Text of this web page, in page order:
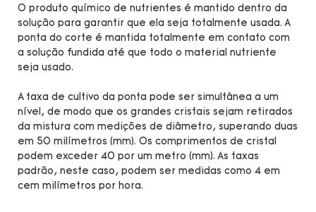
O produto químico de nutrientes é mantido dentro da
solução para garantir que ela seja totalmente usada. A
ponta do corte é mantida totalmente em contato com
a solução fundida até que todo o material nutriente
seja usado.
A taxa de cultivo da ponta pode ser simultânea a um
nível, de modo que os grandes cristais sejam retirados
da mistura com medições de diâmetro, superando duas
em 50 milímetros (mm). Os comprimentos de cristal
podem exceder 40 por um metro (mm). As taxas
padrão, neste caso, podem ser medidas como 4 em
cem milímetros por hora.